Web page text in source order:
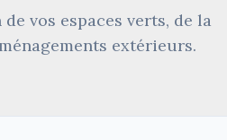
vos espaces verts, de la
extérieurs.